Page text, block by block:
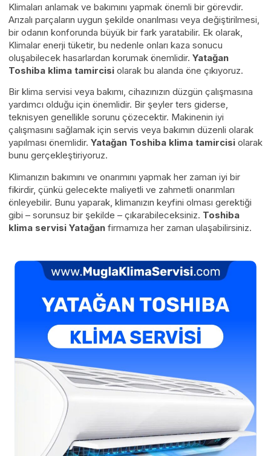
Klimaları anlamak ve bakımını yapmak önemli bir görevdir.
Arızalı parçaların uygun şekilde onarılması veya değiştirilmesi,
bir odanın konforunda büyük bir fark yaratabilir. Ek olarak,
Klimalar enerji tüketir, bu nedenle onları kaza sonucu
oluşabilecek hasarlardan korumak önemlidir. Yatağan
Toshiba klima tamircisi olarak bu alanda öne çıkıyoruz.
Bir klima servisi veya bakımı, cihazınızın düzgün çalışmasına
yardımcı olduğu için önemlidir. Bir şeyler ters giderse,
teknisyen genellikle sorunu çözecektir. Makinenin iyi
çalışmasını sağlamak için servis veya bakımın düzenli olarak
yapılması önemlidir. Yatağan Toshiba klima tamircisi olarak
bunu gerçekleştiriyoruz.
Klimanızın bakımını ve onarımını yapmak her zaman iyi bir
fikirdir, çünkü gelecekte maliyetli ve zahmetli onarımları
önleyebilir. Bunu yaparak, klimanızın keyfini olması gerektiği
gibi – sorunsuz bir şekilde – çıkarabileceksiniz. Toshiba
klima servisi Yatağan firmamıza her zaman ulaşabilirsiniz.